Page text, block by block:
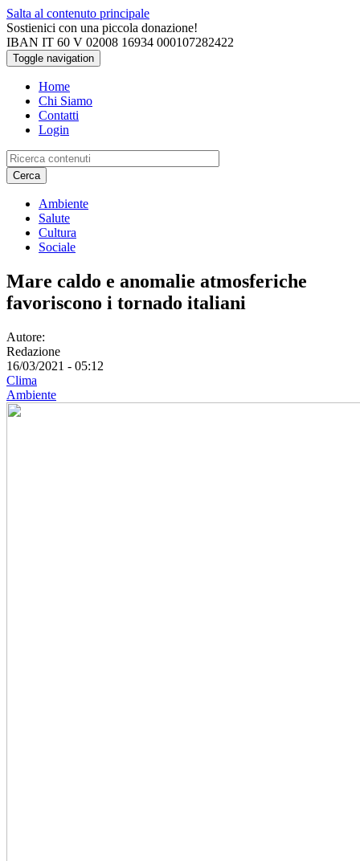
Salta al contenuto principale
Sostienici con una piccola donazione!
IBAN IT 60 V 02008 16934 000107282422
Toggle navigation
Home
Chi Siamo
Contatti
Login
Cerca
Ambiente
Salute
Cultura
Sociale
Mare caldo e anomalie atmosferiche
favoriscono i tornado italiani
Autore:
Redazione
16/03/2021 - 05:12
Clima
Ambiente